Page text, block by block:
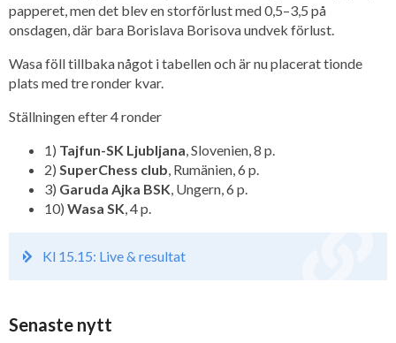
papperet, men det blev en storförlust med 0,5–3,5 på
onsdagen, där bara Borislava Borisova undvek förlust.
Wasa föll tillbaka något i tabellen och är nu placerat tionde
plats med tre ronder kvar.
Ställningen efter 4 ronder
1) Tajfun-SK Ljubljana, Slovenien, 8 p.
2) SuperChess club, Rumänien, 6 p.
3) Garuda Ajka BSK, Ungern, 6 p.
10) Wasa SK, 4 p.
Kl 15.15: Live & resultat
Senaste nytt